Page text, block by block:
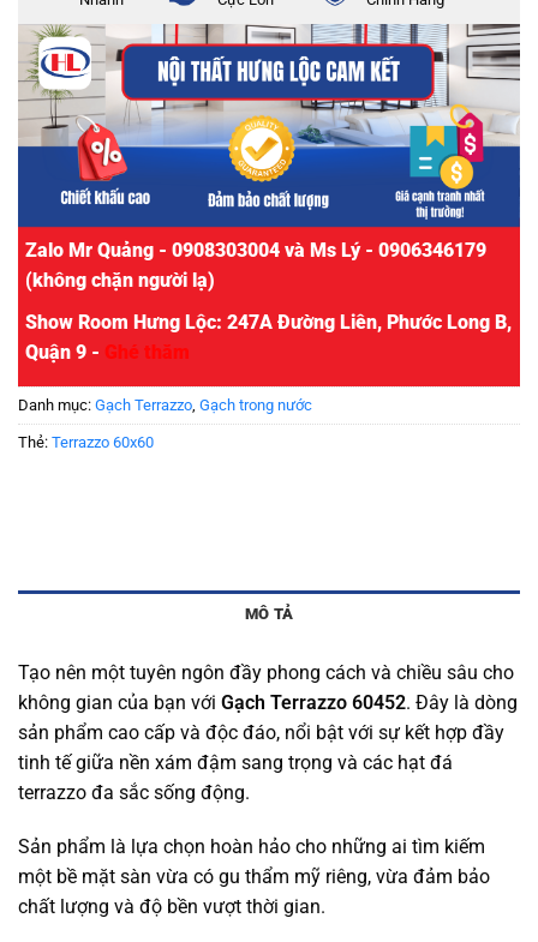
Zalo Mr Quảng - 0908303004 và Ms Lý - 0906346179
(không chặn người lạ)
Show Room Hưng Lộc: 247A Đường Liên, Phước Long B,
Quận 9 - Ghé thăm
Danh mục: Gạch Terrazzo Gạch trong nước
Thẻ: Terrazzo 60x60
MÔ TẢ
Tạo nên một tuyên ngôn đầy phong cách và chiều sâu cho
không gian của bạn với Gạch Terrazzo 60452. Đây là dòng
sản phẩm cao cấp và độc đáo, nổi bật với sự kết hợp đầy
tinh tế giữa nền xám đậm sang trọng và các hạt đá
terrazzo đa sắc sống động.
Sản phẩm là lựa chọn hoàn hảo cho những ai tìm kiếm
một bề mặt sàn vừa có gu thẩm mỹ riêng, vừa đảm bảo
chất lượng và độ bền vượt thời gian.